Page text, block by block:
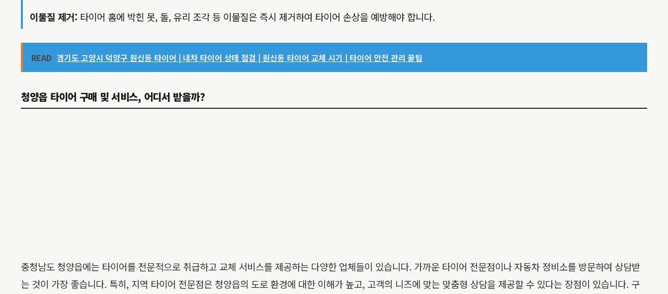
이물질 제거: 타이어 홈에 박힌 못, 돌, 유리 조각 등 이물질은 즉시 제거하여 타이어 손상을 예방해야 합니다.
READ 경기도 고양시 덕양구 원신동 타이어 | 내차 타이어 상태 점검 | 원신동 타이어 교체 시기 | 타이어 안전 관리 꿀팁
청양읍 타이어 구매 및 서비스, 어디서 받을까?
충청남도 청양읍에는 타이어를 전문적으로 취급하고 교체 서비스를 제공하는 다양한 업체들이 있습니다. 가까운 타이어 전문점이나 자동차 정비소를 방문하여 상담받
는 것이 가장 좋습니다. 특히, 지역 타이어 전문점은 청양읍의 도로 환경에 대한 이해가 높고, 고객의 니즈에 맞는 맞춤형 상담을 제공할 수 있다는 장점이 있습니다. 구